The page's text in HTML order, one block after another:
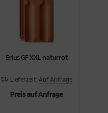
Erlus GF XXL naturrot
Lieferzeit: Auf Anfrage
Preis auf Anfrage